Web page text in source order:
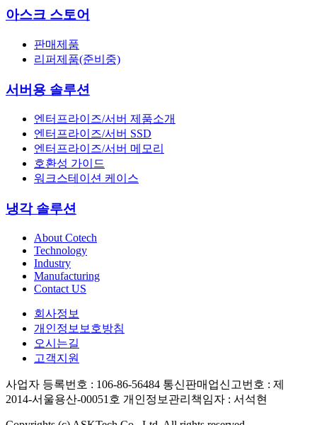
아스크 스토어
판매제품
리퍼제품(준비중)
서버용 솔루션
엔터프라이즈/서버 제품소개
엔터프라이즈/서버 SSD
엔터프라이즈/서버 메모리
호환성 가이드
워크스테이션 케이스
냉각 솔루션
About Cotech
Technology
Industry
Manufacturing
Contact US
회사정보
개인정보보호방침
오시는길
고객지원
사업자 등록번호 : 106-86-56484 통신판매업신고번호 : 제
2014-서울용산-00051호 개인정보관리책임자 : 서석현